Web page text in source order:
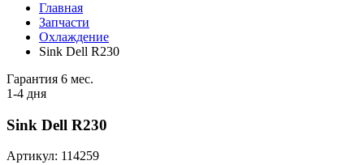
Главная
Запчасти
Охлаждение
Sink Dell R230
Гарантия 6 мес.
1-4 дня
Sink Dell R230
Артикул: 114259